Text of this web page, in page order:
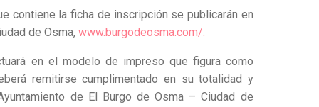
contiene la ficha de inscripción se publicarán en
de Osma,www.burgodeosma.com/.
en el modelo de impreso que figura como
remitirse cumplimentado en su totalidad y
de El Burgo de Osma – Ciudad de